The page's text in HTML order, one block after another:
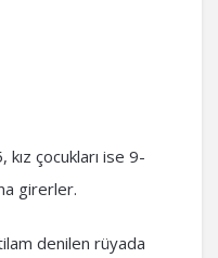
çocukları ise 9-
girerler.
denilen rüyada